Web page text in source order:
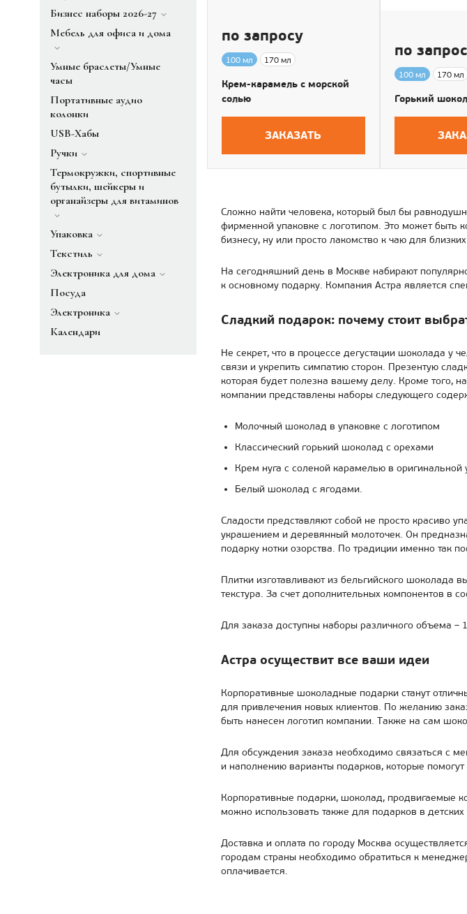
Бизнес наборы 2026-27
Мебель для офиса и дома
Умные браслеты/Умные
часы
Портативные аудио
колонки
USB-Хабы
Ручки
Термокружки, спортивные
бутылки, шейкеры и
органайзеры для витаминов
Упаковка
Текстиль
Электроника для дома
Посуда
Электроника
Календари
по запросу
100 мл 170 мл
Крем-карамель с морской
солью
ЗАКАЗАТЬ
по
100 мл 170 мл
Горький
Сложно найти человека, который был бы
фирменной упаковке с логотипом. Это может быть
бизнесу, ну или просто лакомство к чаю для
На сегодняшний день в Москве набирают
к основному подарку. Компания Астра является
Сладкий подарок: почему стоит
Не секрет, что в процессе дегустации шоколада у
связи и укрепить симпатию сторон. Презентую
которая будет полезна вашему делу. Кроме того,
компании представлены наборы следующего
Молочный шоколад в упаковке с логотипом
Классический горький шоколад с орехами
Крем нуга с соленой карамелью в оригинальной
Белый шоколад с ягодами.
Сладости представляют собой не просто красиво
украшением и деревянный молоточек. Он
подарку нотки озорства. По традиции именно так
Плитки изготавливают из бельгийского шоколада
текстура. За счет дополнительных компонентов в
Для заказа доступны наборы различного объема –
Астра осуществит все ваши идеи
Корпоративные шоколадные подарки станут
для привлечения новых клиентов. По желанию
быть нанесен логотип компании. Также на сам
Для обсуждения заказа необходимо связаться с
и наполнению варианты подарков, которые
Корпоративные подарки, шоколад, продвигаемые
можно использовать также для подарков в
Доставка и оплата по городу Москва
городам страны необходимо обратиться к
оплачивается.